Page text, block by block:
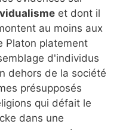
et dont il
au moins aux
Platon platement
d'individus
dehors de la société
présupposés
qui défait le
dans une